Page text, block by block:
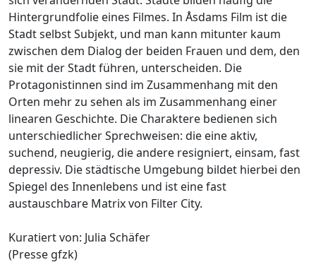
Hintergrundfolie eines Filmes. In Åsdams Film ist die
Stadt selbst Subjekt, und man kann mitunter kaum
zwischen dem Dialog der beiden Frauen und dem, den
sie mit der Stadt führen, unterscheiden. Die
Protagonistinnen sind im Zusammenhang mit den
Orten mehr zu sehen als im Zusammenhang einer
linearen Geschichte. Die Charaktere bedienen sich
unterschiedlicher Sprechweisen: die eine aktiv,
suchend, neugierig, die andere resigniert, einsam, fast
depressiv. Die städtische Umgebung bildet hierbei den
Spiegel des Innenlebens und ist eine fast
austauschbare Matrix von Filter City.
Kuratiert von: Julia Schäfer
(Presse gfzk)